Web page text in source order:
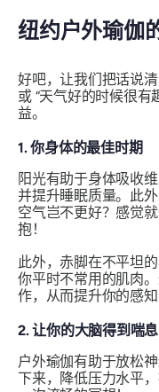
纽约户外瑜伽
好吧，让我们把话说
或 “天气好的时候很有
益。
1. 你身体的最佳时期
阳光有助于身体吸收
并提升睡眠质量。此
空气岂不更好？感觉
抱！
此外，赤脚在不平坦
你平时不常用的肌肉
作，从而提升你的感
2. 让你的大脑得到喘
户外瑜伽有助于放松
下来，降低压力水平